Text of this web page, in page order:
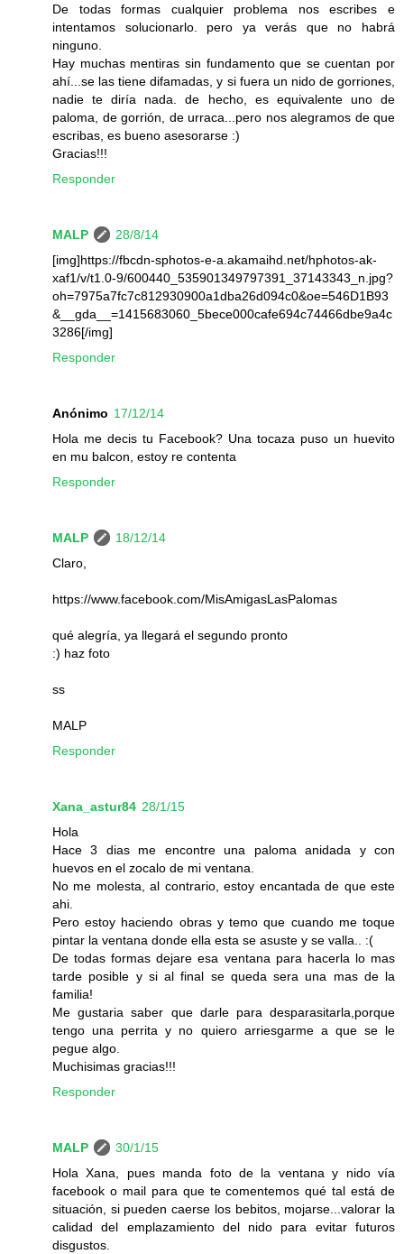
De todas formas cualquier problema nos escribes e
intentamos solucionarlo. pero ya verás que no habrá
ninguno.
Hay muchas mentiras sin fundamento que se cuentan por
ahí...se las tiene difamadas, y si fuera un nido de gorriones,
nadie te diría nada. de hecho, es equivalente uno de
paloma, de gorrión, de urraca...pero nos alegramos de que
escribas, es bueno asesorarse :)
Gracias!!!
Responder
MALP
28/8/14
[img]https://fbcdn-sphotos-e-a.akamaihd.net/hphotos-ak-
xaf1/v/t1.0-9/600440_535901349797391_37143343_n.jpg?
oh=7975a7fc7c812930900a1dba26d094c0&oe=546D1B93
&__gda__=1415683060_5bece000cafe694c74466dbe9a4c
3286[/img]
Responder
Anónimo 17/12/14
Hola me decis tu Facebook? Una tocaza puso un huevito
en mu balcon, estoy re contenta
Responder
MALP
18/12/14
Claro,
https://www.facebook.com/MisAmigasLasPalomas
qué alegría, ya llegará el segundo pronto
:) haz foto
ss
MALP
Responder
Xana_astur84 28/1/15
Hola
Hace 3 dias me encontre una paloma anidada y con
huevos en el zocalo de mi ventana.
No me molesta, al contrario, estoy encantada de que este
ahi.
Pero estoy haciendo obras y temo que cuando me toque
pintar la ventana donde ella esta se asuste y se valla.. :(
De todas formas dejare esa ventana para hacerla lo mas
tarde posible y si al final se queda sera una mas de la
familia!
Me gustaria saber que darle para desparasitarla,porque
tengo una perrita y no quiero arriesgarme a que se le
pegue algo.
Muchisimas gracias!!!
Responder
MALP
30/1/15
Hola Xana, pues manda foto de la ventana y nido vía
facebook o mail para que te comentemos qué tal está de
situación, si pueden caerse los bebitos, mojarse...valorar la
calidad del emplazamiento del nido para evitar futuros
disgustos.